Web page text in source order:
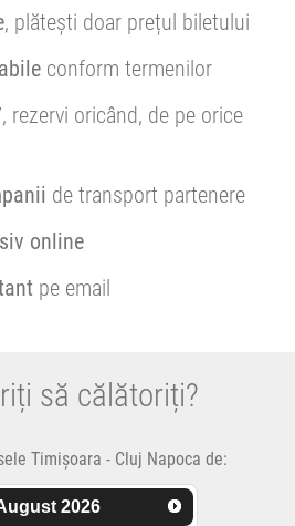
, plătești doar prețul biletului
conform termenilor
, rezervi oricând, de pe orice
de transport partenere
online
pe email
să călătoriți?
Timișoara - Cluj Napoca de:
2026